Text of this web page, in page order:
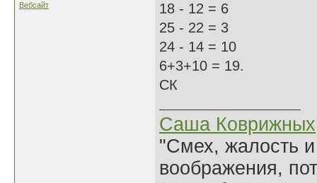
Вебсайт
18 - 12 = 6
25 - 22 = 3
24 - 14 = 10
6+3+10 = 19.
СК
Саша Коврижных
"Смех, жалость
воображения,